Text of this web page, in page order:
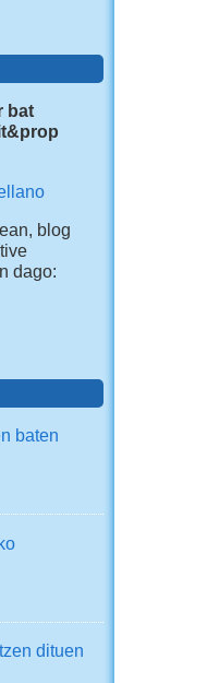
bat
blog
dago:
baten
dituen